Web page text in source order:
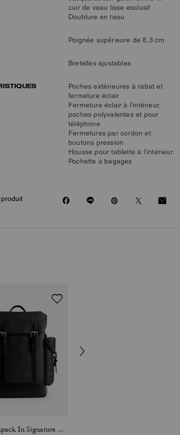
cuir de veau lisse exclusif
Doublure en tissu
Poignée supérieure de 8,3 cm
Bretelles ajustables
Poches extérieures à rabat et
fermeture éclair
Fermeture éclair à l’intérieur,
poches polyvalentes et pour
téléphone
Fermetures par cordon et
boutons pression
Housse pour tablette à l’intérieur
Pochette à bagages
Hitch Backpack In Signature Canvas